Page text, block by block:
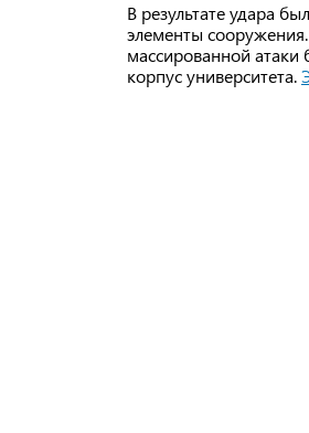
В результате удара
элементы
массированной
корпус университета.